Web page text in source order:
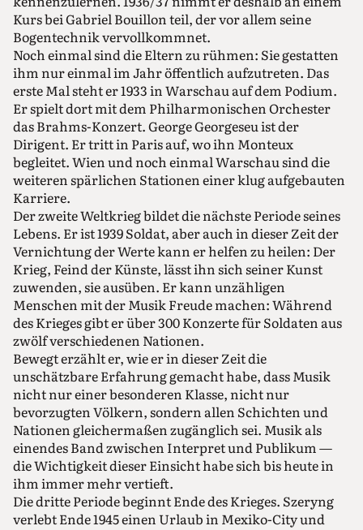
Kurs bei Gabriel Bouillon teil, der vor allem seine
Bogentechnik vervollkommnet.
Noch einmal sind die Eltern zu rühmen: Sie gestatten
ihm nur einmal im Jahr öffentlich aufzutreten. Das
erste Mal steht er 1933 in Warschau auf dem Podium.
Er spielt dort mit dem Philharmonischen Orchester
das Brahms-Konzert. George Georgeseu ist der
Dirigent. Er tritt in Paris auf, wo ihn Monteux
begleitet. Wien und noch einmal Warschau sind die
weiteren spärlichen Stationen einer klug aufgebauten
Karriere.
Der zweite Weltkrieg bildet die nächste Periode seines
Lebens. Er ist 1939 Soldat, aber auch in dieser Zeit der
Vernichtung der Werte kann er helfen zu heilen: Der
Krieg, Feind der Künste, lässt ihn sich seiner Kunst
zuwenden, sie ausüben. Er kann unzähligen
Menschen mit der Musik Freude machen: Während
des Krieges gibt er über 300 Konzerte für Soldaten aus
zwölf verschiedenen Nationen.
Bewegt erzählt er, wie er in dieser Zeit die
unschätzbare Erfahrung gemacht habe, dass Musik
nicht nur einer besonderen Klasse, nicht nur
bevorzugten Völkern, sondern allen Schichten und
Nationen gleichermaßen zugänglich sei. Musik als
einendes Band zwischen Interpret und Publikum —
die Wichtigkeit dieser Einsicht habe sich bis heute in
ihm immer mehr vertieft.
Die dritte Periode beginnt Ende des Krieges. Szeryng
verlebt Ende 1945 einen Urlaub in Mexiko-City und